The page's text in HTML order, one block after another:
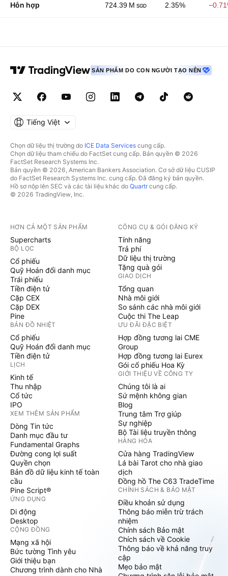
Hỗn hợp 724.39 M SGD 2.35%
SẢN PHẨM DO CON NGƯỜI TẠO NÊN
Tiếng Việt
Chọn dữ liệu thị trường do ICE Data Services cung cấp.
Chọn dữ liệu tham chiếu do FactSet cung cấp. Bản quyền © 2026
FactSet Research Systems Inc.
Bản quyền © 2026, American Bankers Association. Cơ sở dữ liệu CUSIP
do FactSet Research Systems Inc. cung cấp. Đã đăng ký bản quyền.
Hồ sơ nộp lên SEC và các tài liệu khác do Quartrcung cấp.
© 2026 TradingView, Inc.
HƠN CẢ MỘT SẢN PHẨM
Supercharts
BỘ LỌC
Cổ phiếu
Quỹ Hoán đổi danh mục
Trái phiếu
Tiền điện tử
Cặp CEX
Cặp DEX
Pine
BẢN ĐỒ NHIỆT
Cổ phiếu
Quỹ Hoán đổi danh mục
Tiền điện tử
LỊCH
Kinh tế
Thu nhập
Cổ tức
IPO
XEM THÊM SẢN PHẨM
Dòng Tin tức
Danh mục đầu tư
Fundamental Graphs
Đường cong lợi suất
Quyền chọn
Bản đồ dữ liệu kinh tế toàn
cầu
Pine Script®
ỨNG DỤNG
Di động
Desktop
CỘNG ĐỒNG
Mạng xã hội
Bức tường Tình yêu
Giới thiệu bạn
Chương trình dành cho Nhà
CÔNG CỤ & GÓI ĐĂNG KÝ
Tính năng
Trả phí
Dữ liệu thị trường
Tặng quà gói
GIAO DỊCH
Tổng quan
Nhà môi giới
So sánh các nhà môi giới
Cuộc thi The Leap
ƯU ĐÃI ĐẶC BIỆT
Hợp đồng tương lai CME
Group
Hợp đồng tương lai Eurex
Gói cổ phiếu Hoa Kỳ
GIỚI THIỆU VỀ CÔNG TY
Chúng tôi là ai
Sứ mệnh không gian
Blog
Trung tâm Trợ giúp
Sự nghiệp
Bộ Tài liệu truyền thông
HÀNG HÓA
Cửa hàng TradingView
Lá bài Tarot cho nhà giao
dịch
Đồng hồ The C63 TradeTime
CHÍNH SÁCH & BẢO MẬT
Điều khoản sử dụng
Thông báo miễn trừ trách
nhiệm
Chính sách Bảo mật
Chích sách về Cookie
Thông báo về khả năng truy
cập
Mẹo bảo mật